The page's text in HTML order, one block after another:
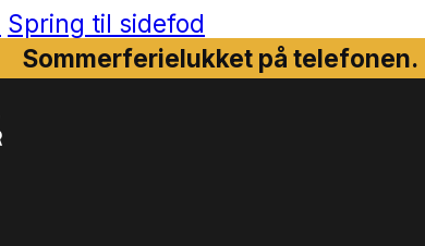
Spring til sidefod
Sommerferielukket på telefonen.